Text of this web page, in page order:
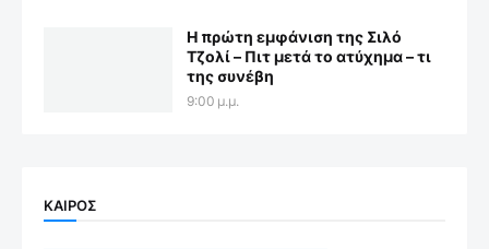
Η πρώτη εμφάνιση της Σιλό
Τζολί – Πιτ μετά το ατύχημα – τι
της συνέβη
9:00 μ.μ.
ΚΑΙΡΟΣ